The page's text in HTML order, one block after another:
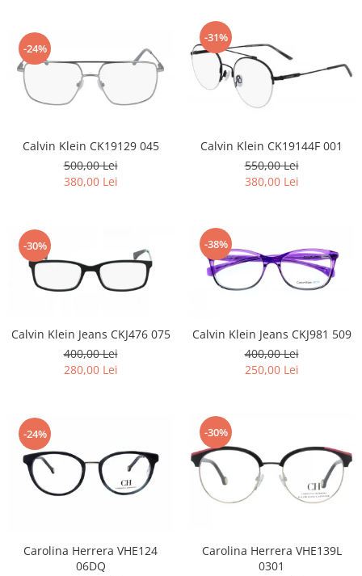
-24%
Calvin Klein CK19129 045
500,00 Lei
380,00 Lei
-31%
Calvin Klein CK19144F 001
550,00 Lei
380,00 Lei
-30%
Calvin Klein Jeans CKJ476 075
400,00 Lei
280,00 Lei
-38%
Calvin Klein Jeans CKJ981 509
400,00 Lei
250,00 Lei
-24%
Carolina Herrera VHE124
06DQ
-30%
Carolina Herrera VHE139L
0301